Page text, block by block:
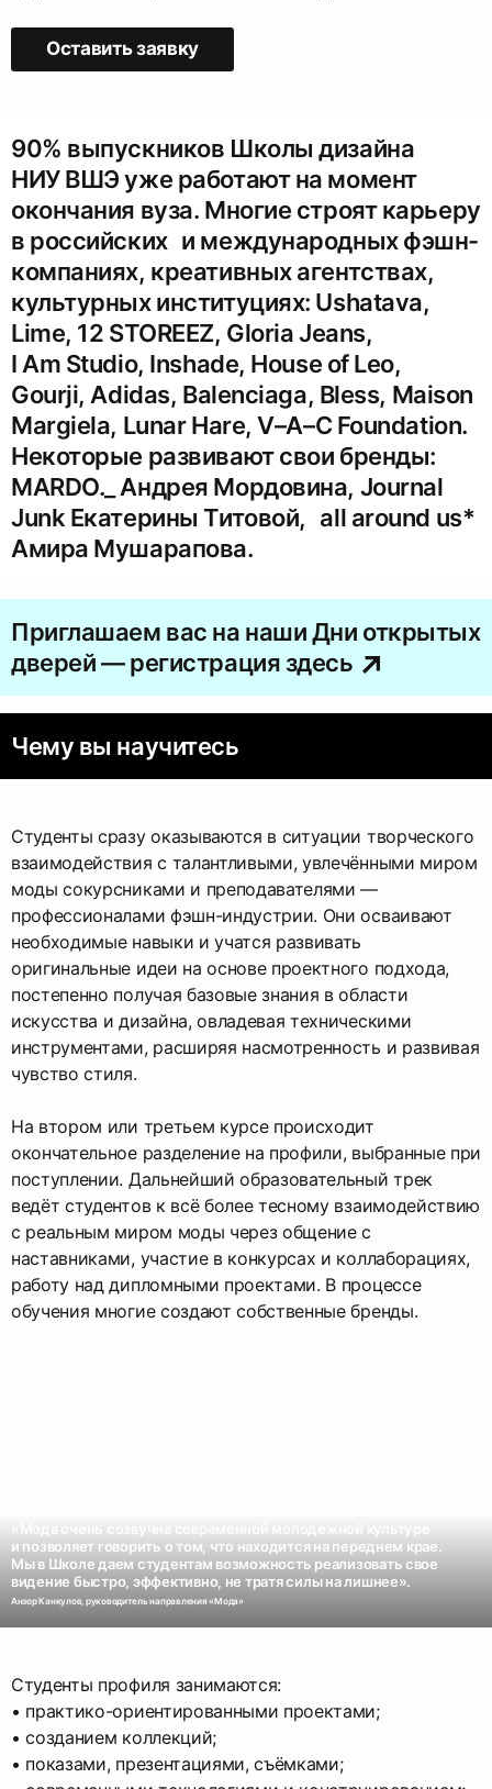
Оставить заявку
90% выпускников Школы дизайна
НИУ ВШЭ уже работают на момент
окончания вуза. Многие строят карьеру
в российских и международных фэшн-
компаниях, креативных агентствах,
культурных институциях: Ushatava,
Lime, 12 STOREEZ, Gloria Jeans,
I Am Studio, Inshade, House of Leo,
Gourji, Adidas, Balenciaga, Bless, Maison
Margiela, Lunar Hare, V–A–C Foundation.
Некоторые развивают свои бренды:
MARDO._ Андрея Мордовина, Journal
Junk Екатерины Титовой, all around us*
Амира Мушарапова.
Приглашаем вас на наши Дни открытых
дверей — регистрация здесь
Чему вы научитесь
Студенты сразу оказываются в ситуации творческого
взаимодействия с талантливыми, увлечёнными миром
моды сокурсниками и преподавателями —
профессионалами фэшн-индустрии. Они осваивают
необходимые навыки и учатся развивать
оригинальные идеи на основе проектного подхода,
постепенно получая базовые знания в области
искусства и дизайна, овладевая техническими
инструментами, расширяя насмотренность и развивая
чувство стиля.
На втором или третьем курсе происходит
окончательное разделение на профили, выбранные при
поступлении. Дальнейший образовательный трек
ведёт студентов к всё более тесному взаимодействию
с реальным миром моды через общение с
наставниками, участие в конкурсах и коллаборациях,
работу над дипломными проектами. В процессе
обучения многие создают собственные бренды.
и позволяет говорить о том, что находится на переднем крае.
Мы в Школе даем студентам возможность реализовать свое
Анзор Канкулов, руководитель направления «Мода»
Студенты профиля занимаются:
• практико-ориентированными проектами;
• созданием коллекций;
• показами, презентациями, съёмками;